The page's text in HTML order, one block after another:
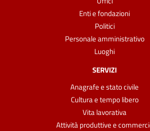
Enti e fondazioni
Politici
Personale amministrativo
Luoghi
SERVIZI
Anagrafe e stato civile
Cultura e tempo libero
Vita lavorativa
Attività produttive e